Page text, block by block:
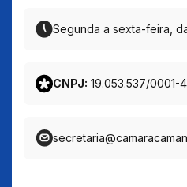
Segunda a sexta-feira,
CNPJ: 19.053.537/0001-